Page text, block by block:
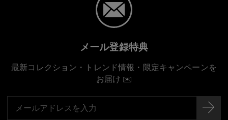
メール登録特典
最新コレクション・トレンド情報・限定キャンペーンを
お届け ✉️